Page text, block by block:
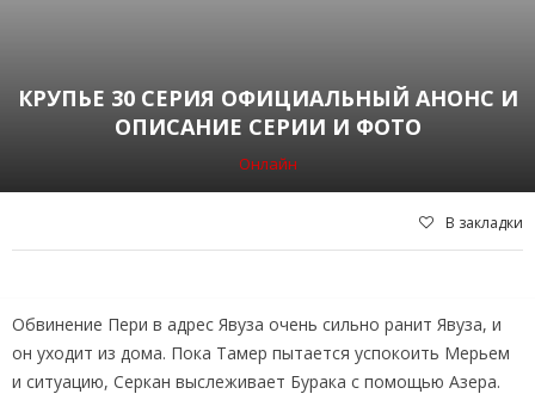
КРУПЬЕ 30 СЕРИЯ ОФИЦИАЛЬНЫЙ АНОНС И
ОПИСАНИЕ СЕРИИ И ФОТО
Онлайн
В закладки
Обвинение Пери в адрес Явуза очень сильно ранит Явуза, и
он уходит из дома. Пока Тамер пытается успокоить Мерьем
и ситуацию, Серкан выслеживает Бурака с помощью Азера.